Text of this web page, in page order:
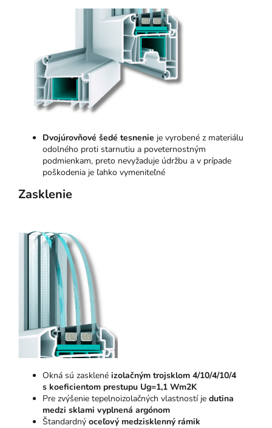
Dvojúrovňové šedé tesnenie je vyrobené z materiálu
odolného proti starnutiu a poveternostným
podmienkam, preto nevyžaduje údržbu a v prípade
poškodenia je ľahko vymeniteľné
Zasklenie
Okná sú zasklené izolačným trojsklom 4/10/4/10/4
s koeficientom prestupu Ug=1,1 Wm2K
Pre zvýšenie tepelnoizolačných vlastností je dutina
medzi sklami vyplnená argónom
Štandardný oceľový medzisklenný rámik